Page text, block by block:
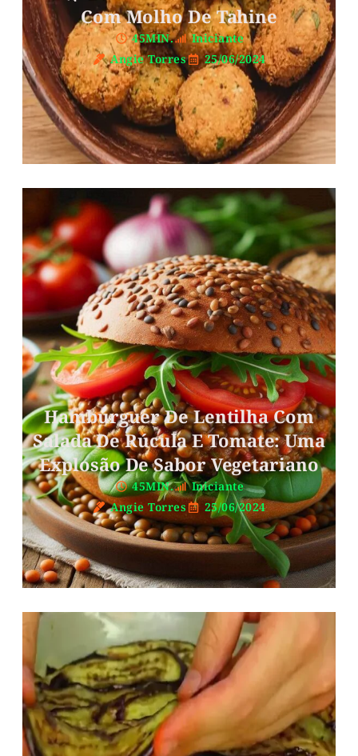
Com Molho De Tahine
45MIN.
Iniciante
Angie Torres
25/06/2024
Hambúrguer De Lentilha Com
Salada De Rúcula E Tomate: Uma
Explosão De Sabor Vegetariano
45MIN.
Iniciante
Angie Torres
25/06/2024